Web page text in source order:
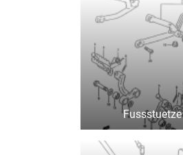
Fussstuetze